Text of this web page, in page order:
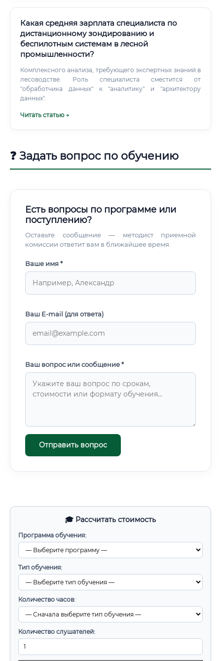
🎓 Рассчитать стоимость
Программа обучения:
Тип обучения:
Количество часов:
Количество слушателей:
Какая средняя зарплата специалиста по
дистанционному зондированию и
беспилотным системам в лесной
промышленности?
Комплексного анализа, требующего экспертных знаний в
лесоводстве. Роль специалиста сместится от
"обработчика данных" к "аналитику" и "архитектору
данных".
Читать статью →
❓ Задать вопрос по обучению
Есть вопросы по программе или
поступлению?
Оставьте сообщение — методист приемной
комиссии ответит вам в ближайшее время.
Ваше имя *
Ваш E-mail (для ответа)
Ваш вопрос или сообщение *
Отправить вопрос